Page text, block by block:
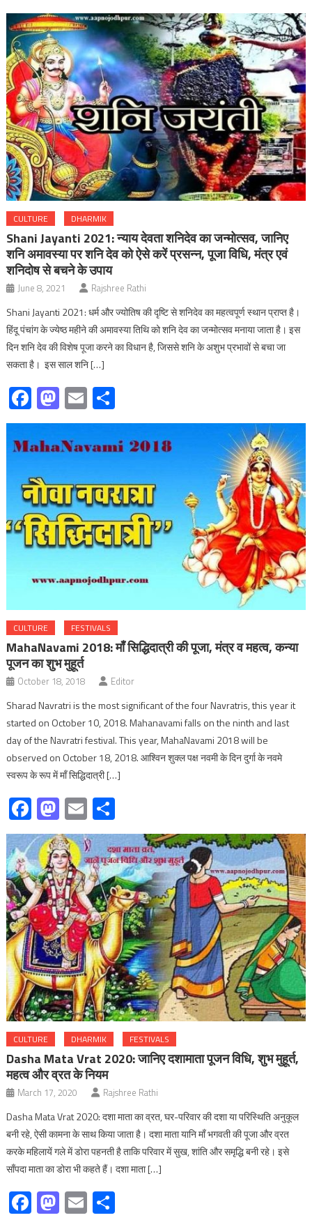
CULTURE DHARMIK
Shani Jayanti 2021: न्याय देवता शनिदेव का जन्मोत्सव, जानिए
शनि अमावस्या पर शनि देव को ऐसे करें प्रसन्न, पूजा विधि, मंत्र एवं
शनिदोष से बचने के उपाय
June 8, 2021 Rajshree Rathi
Shani Jayanti 2021: धर्म और ज्योतिष की दृष्टि से शनिदेव का महत्वपूर्ण स्थान प्राप्त है।
हिंदू पंचांग के ज्येष्ठ महीने की अमावस्या तिथि को शनि देव का जन्मोत्सव मनाया जाता है। इस
दिन शनि देव की विशेष पूजा करने का विधान है, जिससे शनि के अशुभ प्रभावों से बचा जा
सकता है। इस साल शनि […]
Facebook
Mastodon
Email
CULTURE FESTIVALS
MahaNavami 2018: माँ सिद्धिदात्री की पूजा, मंत्र व महत्व, कन्या
पूजन का शुभ मुहूर्त
October 18, 2018 Editor
Sharad Navratri is the most significant of the four Navratris, this year it
started on October 10, 2018. Mahanavami falls on the ninth and last
day of the Navratri festival. This year, MahaNavami 2018 will be
observed on October 18, 2018. आश्विन शुक्ल पक्ष नवमी के दिन दुर्गा के नवमे
स्वरूप के रूप में माँ सिद्धिदात्री […]
Facebook
Mastodon
Email
CULTURE DHARMIK FESTIVALS
Dasha Mata Vrat 2020: जानिए दशामाता पूजन विधि, शुभ मुहूर्त,
महत्व और व्रत के नियम
March 17, 2020 Rajshree Rathi
Dasha Mata Vrat 2020: दशा माता का व्रत, घर-परिवार की दशा या परिस्थिति अनुकूल
बनी रहे, ऐसी कामना के साथ किया जाता है। दशा माता यानि माँ भगवती की पूजा और व्रत
करके महिलायें गले में डोरा पहनती है ताकि परिवार में सुख, शांति और समृद्धि बनी रहे। इसे
साँपदा माता का डोरा भी कहते हैं। दशा माता […]
Facebook
Mastodon
Email